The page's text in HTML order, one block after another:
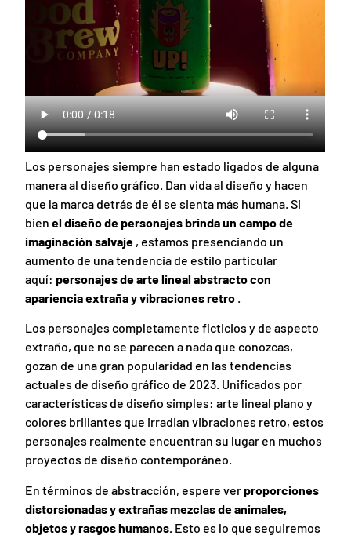
Los personajes siempre han estado ligados de alguna
manera al diseño gráfico. Dan vida al diseño y hacen
que la marca detrás de él se sienta más humana. Si
bienel diseño de personajes brinda un campo de
imaginación salvaje , estamos presenciando un
aumento de una tendencia de estilo particular
aquí:personajes de arte lineal abstracto con
apariencia extraña y vibraciones retro .
Los personajes completamente ficticios y de aspecto
extraño, que no se parecen a nada que conozcas,
gozan de una gran popularidad en las tendencias
actuales de diseño gráfico de 2023. Unificados por
características de diseño simples: arte lineal plano y
colores brillantes que irradian vibraciones retro, estos
personajes realmente encuentran su lugar en muchos
proyectos de diseño contemporáneo.
En términos de abstracción, espere verproporciones
distorsionadas y extrañas mezclas de animales,
objetos y rasgos humanos. Esto es lo que seguiremos